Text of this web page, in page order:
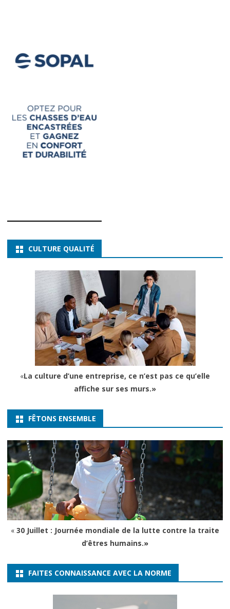
CULTURE QUALITÉ
«La culture d’une entreprise, ce n’est pas ce qu’elle
affiche sur ses murs.»
FÊTONS ENSEMBLE
« 30 Juillet : Journée mondiale de la lutte contre la traite
d’êtres humains.»
FAITES CONNAISSANCE AVEC LA NORME